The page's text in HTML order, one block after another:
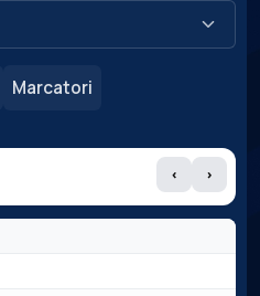
Marcatori
‹ ›